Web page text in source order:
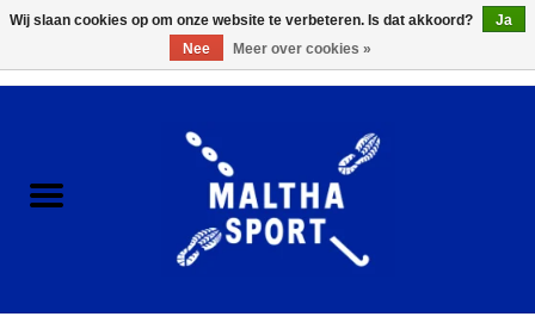
ACCESSOIRES/HARDWARE
KLEDING
Wij slaan cookies op om onze website te verbeteren. Is dat akkoord?
Ja
Nee
Meer over cookies »